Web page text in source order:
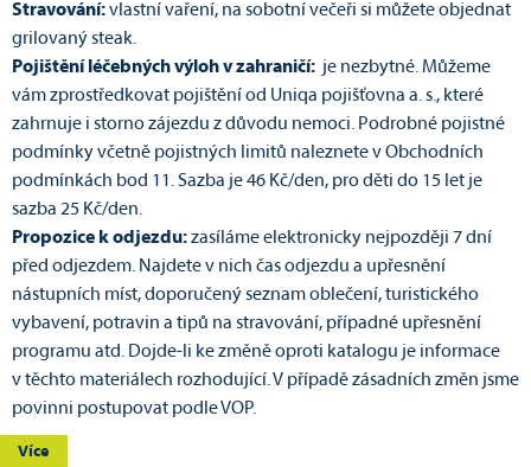
Stravování:vlastní vaření, na sobotní večeři si můžete objednat
grilovaný steak.
Pojištění léčebných výloh v zahraničí: je nezbytné. Můžeme
vám zprostředkovat pojištění od Uniqa pojišťovna a. s., které
zahrnuje i storno zájezdu z důvodu nemoci. Podrobné pojistné
podmínky včetně pojistných limitů naleznete v Obchodních
podmínkách bod 11. Sazba je 46 Kč/den, pro děti do 15 let je
sazba 25 Kč/den.
Propozice k odjezdu:zasíláme elektronicky nejpozději 7 dní
před odjezdem. Najdete v nich čas odjezdu a upřesnění
nástupních míst, doporučený seznam oblečení, turistického
vybavení, potravin a tipů na stravování, případné upřesnění
programu atd. Dojde-li ke změně oproti katalogu je informace
v těchto materiálech rozhodující. V případě zásadních změn jsme
povinni postupovat podle VOP.
Více